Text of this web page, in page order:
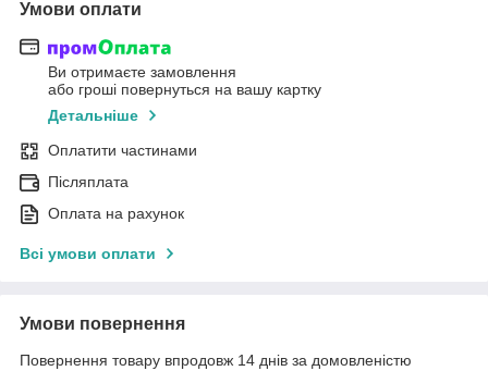
Умови оплати
Ви отримаєте замовлення
або гроші повернуться на вашу картку
Детальніше
Оплатити частинами
Післяплата
Оплата на рахунок
Всі умови оплати
Умови повернення
Повернення товару впродовж 14 днів за домовленістю